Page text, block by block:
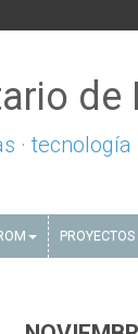
de
· tecnología